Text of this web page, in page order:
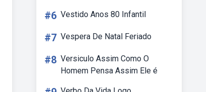
#6 Vestido Anos 80 Infantil
#7 Vespera De Natal Feriado
#8 Versiculo Assim Como O
Homem Pensa Assim Ele é